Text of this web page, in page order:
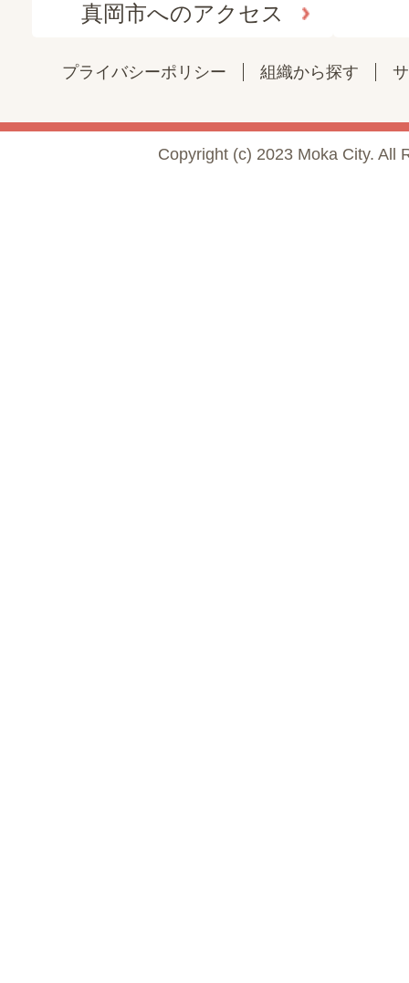
真岡市へのアクセス
プライバシーポリシー 組織から探す
Copyright (c) 2023 Moka City. All